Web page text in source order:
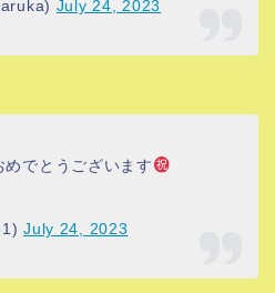
July 24, 2023
でとうございます
July 24, 2023